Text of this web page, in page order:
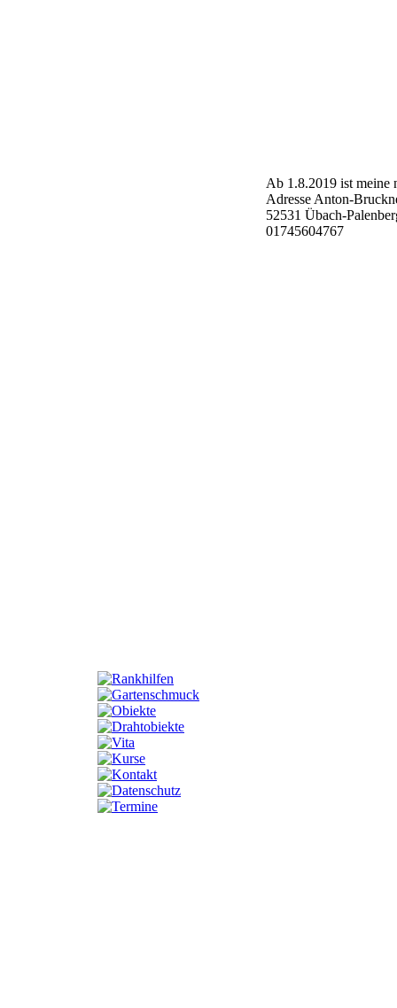
Ab 1.8.2019 ist meine
Adresse Anton-
52531 Übach-
01745604767